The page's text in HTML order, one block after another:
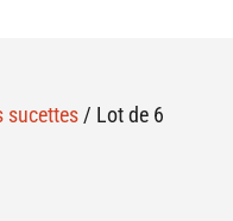
sucettes/ Lot de 6